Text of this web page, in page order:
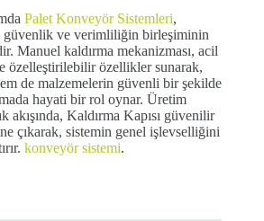
Palet Konveyör Sistemleri,
güvenlik ve verimliliğin birleşiminin
Manuel kaldırma mekanizması, acil
özelleştirilebilir özellikler sunarak,
de malzemelerin güvenli bir şekilde
hayati bir rol oynar. Üretim
akışında, Kaldırma Kapısı güvenilir
çıkarak, sistemin genel işlevselliğini
konveyör sistemi.